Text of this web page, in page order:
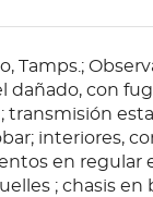
Tamps.;
dañado, con
transmisión
interiores,
en regular
; chasis en